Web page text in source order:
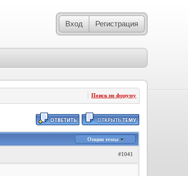
Вход Регистрация
Поиск по форуму
Опции темы
#1041